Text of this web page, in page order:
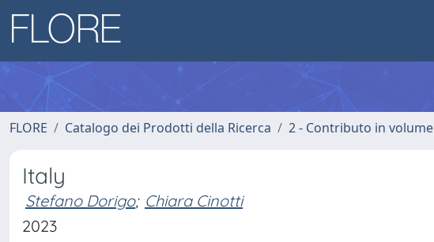
FLORE Catalogo dei Prodotti della Ricerca 2 - Contributo in volume
Italy
Stefano Dorigo; Chiara Cinotti
2023